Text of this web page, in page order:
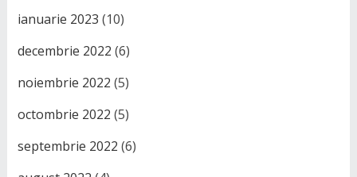
ianuarie 2023 (10)
decembrie 2022 (6)
noiembrie 2022 (5)
octombrie 2022 (5)
septembrie 2022 (6)